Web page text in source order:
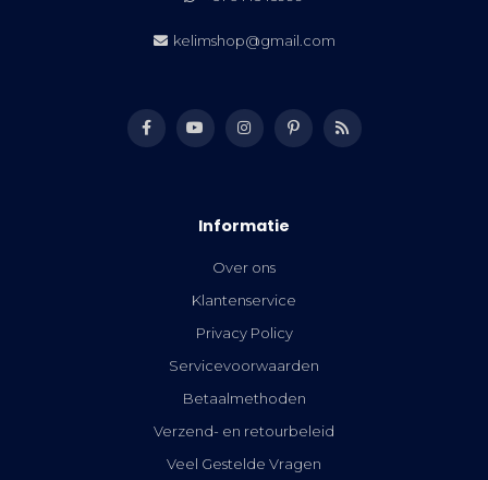
kelimshop@gmail.com
Informatie
Over ons
Klantenservice
Privacy Policy
Servicevoorwaarden
Betaalmethoden
Verzend- en retourbeleid
Veel Gestelde Vragen